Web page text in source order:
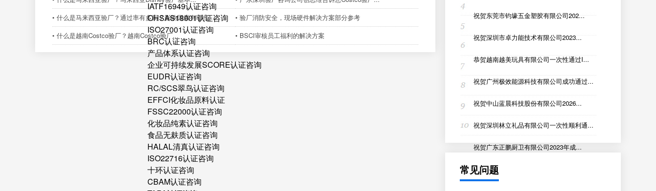
IATF16949认证咨询
OHSAS18001认证咨询
ISO27001认证咨询
BRC认证咨询
产品体系认证咨询
企业可持续发展SCORE认证咨询
EUDR认证咨询
RC/SCS翠鸟认证咨询
EFFCI化妆品原料认证
FSSC22000认证咨询
化妆品纯素认证咨询
食品无麸质认证咨询
HALAL清真认证咨询
ISO22716认证咨询
十环认证咨询
CBAM认证咨询
• 什么是马来西亚验厂？通过率有多高？影响因素有哪些...
• 什么是越南Costco验厂？越南Costco验厂...
• 验厂消防安全，现场硬件解决方案部分参考
• BSCI审核员工福利的解决方案
祝贺东莞市钧壕五金塑胶有限公司202...
祝贺深圳市卓力能技术有限公司2023...
恭贺越南越美玩具有限公司一次性通过I...
祝贺广州极效能源科技有限公司成功通过...
祝贺中山蓝晨科技股份有限公司2026...
祝贺深圳林立礼品有限公司一次性顺利通...
祝贺广东正鹏厨卫有限公司2023年成...
常见问题